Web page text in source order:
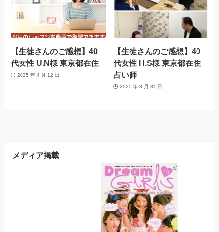
【生徒さんのご感想】40
代女性 U.N様 東京都在住
2025 年 4 月 12 日
【生徒さんのご感想】40
代女性 H.S様 東京都在住
占い師
2025 年 3 月 31 日
メディア掲載